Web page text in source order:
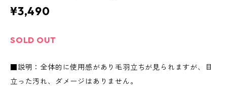
¥3,490
SOLD OUT
■説明：全体的に使用感があり毛羽立ちが見られますが、目
立った汚れ、ダメージはありません。